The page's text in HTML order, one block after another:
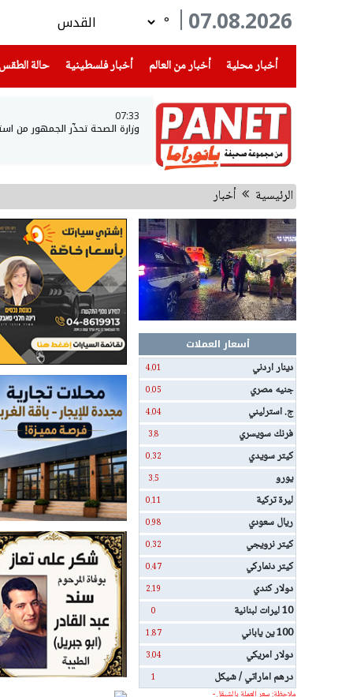
07.08.2026
°
أخبار محلية
(current) أخبار من العالم أخبار فلسطينية(current) حالة الطقس
07:33
وزارة الصحة تحذّر الجمهور من
الرئيسية أخبار
أسعار العملات
دينار اردني
4.01
جنيه مصري 0.05
ج. استرليني 4.04
فرنك سويسري 3.8
كيتر سويدي 0.32
يورو 3.5
ليرة تركية 0.11
ريال سعودي 0.98
كيتر نرويجي 0.32
كيتر دنماركي 0.47
دولار كندي 2.19
10 ليرات لبنانية 0
100 ين ياباني 1.87
دولار امريكي 3.04
درهم اماراتي / شيكل
1